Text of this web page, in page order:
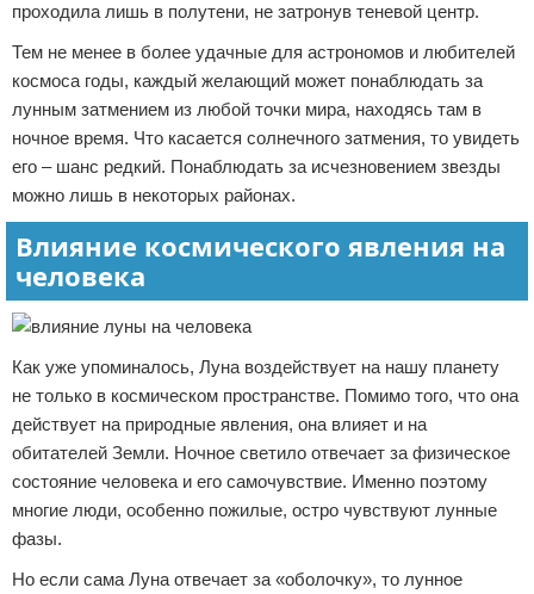
проходила лишь в полутени, не затронув теневой центр.
Тем не менее в более удачные для астрономов и любителей
космоса годы, каждый желающий может понаблюдать за
лунным затмением из любой точки мира, находясь там в
ночное время. Что касается солнечного затмения, то увидеть
его – шанс редкий. Понаблюдать за исчезновением звезды
можно лишь в некоторых районах.
Влияние космического явления на
человека
Как уже упоминалось, Луна воздействует на нашу планету
не только в космическом пространстве. Помимо того, что она
действует на природные явления, она влияет и на
обитателей Земли. Ночное светило отвечает за физическое
состояние человека и его самочувствие. Именно поэтому
многие люди, особенно пожилые, остро чувствуют лунные
фазы.
Но если сама Луна отвечает за «оболочку», то лунное